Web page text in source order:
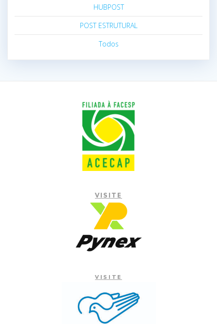
HUBPOST
POST ESTRUTURAL
Todos
VISITE
VISITE